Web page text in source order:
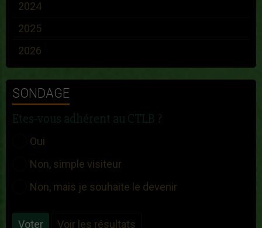
2024
2025
2026
SONDAGE
Etes-vous adhérent au CTLB ?
Oui
Non, simple visiteur
Non, mais je souhaite le devenir
Voter Voir les résultats